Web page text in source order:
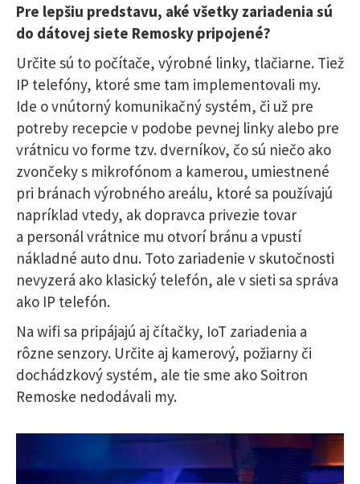
Pre lepšiu predstavu, aké všetky zariadenia sú
do dátovej siete Remosky pripojené?
Určite sú to počítače, výrobné linky, tlačiarne. Tiež
IP telefóny, ktoré sme tam implementovali my.
Ide o vnútorný komunikačný systém, či už pre
potreby recepcie v podobe pevnej linky alebo pre
vrátnicu vo forme tzv. dverníkov, čo sú niečo ako
zvončeky s mikrofónom a kamerou, umiestnené
pri bránach výrobného areálu, ktoré sa používajú
napríklad vtedy, ak dopravca privezie tovar
a personál vrátnice mu otvorí bránu a vpustí
nákladné auto dnu. Toto zariadenie v skutočnosti
nevyzerá ako klasický telefón, ale v sieti sa správa
ako IP telefón.
Na wifi sa pripájajú aj čítačky, IoT zariadenia a
rôzne senzory. Určite aj kamerový, požiarny či
dochádzkový systém, ale tie sme ako Soitron
Remoske nedodávali my.